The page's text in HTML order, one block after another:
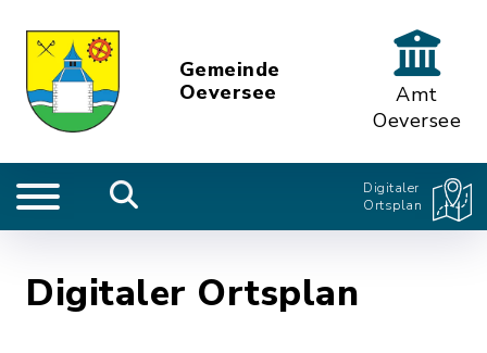
Gemeinde
Oeversee
Amt
Oeversee
Digitaler
Ortsplan
Digitaler Ortsplan